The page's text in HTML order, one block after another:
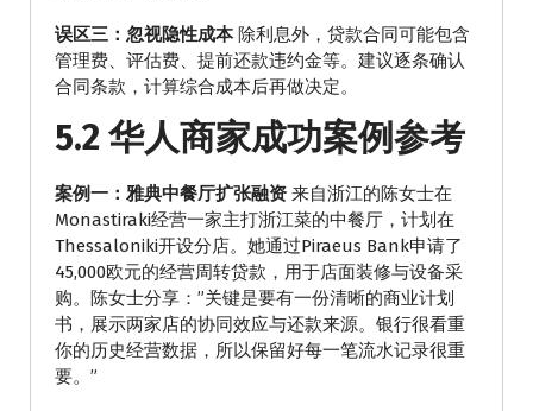
误区三：忽视隐性成本除利息外，贷款合同可能包含
管理费、评估费、提前还款违约金等。建议逐条确认
合同条款，计算综合成本后再做决定。
5.2 华人商家成功案例参考
案例一：雅典中餐厅扩张融资 来自浙江的陈女士在
Monastiraki经营一家主打浙江菜的中餐厅，计划在
Thessaloniki开设分店。她通过Piraeus Bank申请了
45,000欧元的经营周转贷款，用于店面装修与设备采
购。陈女士分享：”关键是要有一份清晰的商业计划
书，展示两家店的协同效应与还款来源。银行很看重
你的历史经营数据，所以保留好每一笔流水记录很重
要。”